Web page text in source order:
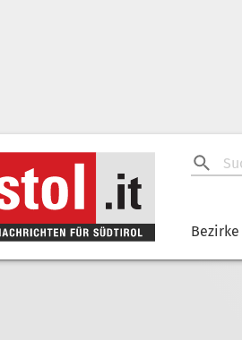
Bezirke